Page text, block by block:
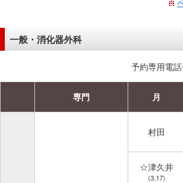
一般・消化器外科
予約専用電
専門 月
村田
☆津久井
(3,17)